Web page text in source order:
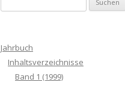
u
hJahrbuch
Inhaltsverzeichnisse
Band 1 (1999)